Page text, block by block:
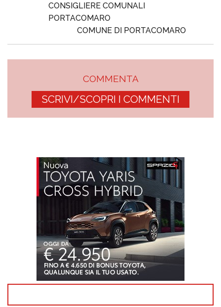
CONSIGLIERE COMUNALI
PORTACOMARO
COMUNE DI PORTACOMARO
COMMENTA
SCRIVI/SCOPRI I COMMENTI